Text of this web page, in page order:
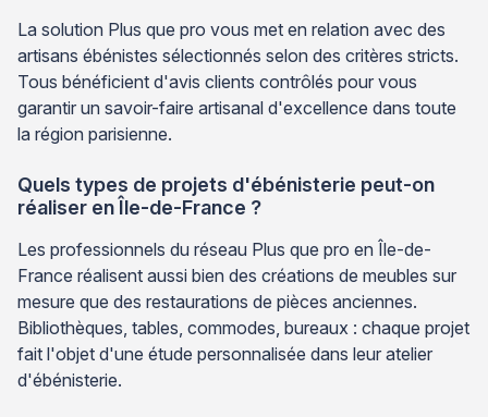
La solution Plus que pro vous met en relation avec des
artisans ébénistes sélectionnés selon des critères stricts.
Tous bénéficient d'avis clients contrôlés pour vous
garantir un savoir-faire artisanal d'excellence dans toute
la région parisienne.
Quels types de projets d'ébénisterie peut-on
réaliser en Île-de-France ?
Les professionnels du réseau Plus que pro en Île-de-
France réalisent aussi bien des créations de meubles sur
mesure que des restaurations de pièces anciennes.
Bibliothèques, tables, commodes, bureaux : chaque projet
fait l'objet d'une étude personnalisée dans leur atelier
d'ébénisterie.